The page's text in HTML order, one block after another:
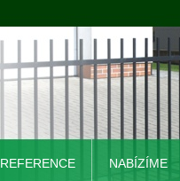
REFERENCE NABÍZÍME